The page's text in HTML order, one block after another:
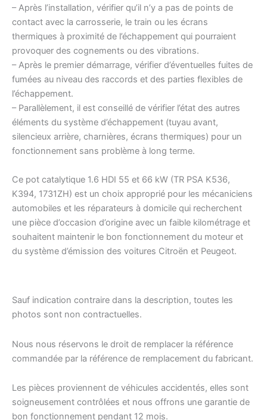
– Après l’installation, vérifier qu’il n’y a pas de points de
contact avec la carrosserie, le train ou les écrans
thermiques à proximité de l’échappement qui pourraient
provoquer des cognements ou des vibrations.
– Après le premier démarrage, vérifier d’éventuelles fuites de
fumées au niveau des raccords et des parties flexibles de
l’échappement.
– Parallèlement, il est conseillé de vérifier l’état des autres
éléments du système d’échappement (tuyau avant,
silencieux arrière, charnières, écrans thermiques) pour un
fonctionnement sans problème à long terme.
Ce pot catalytique 1.6 HDI 55 et 66 kW (TR PSA K536,
K394, 1731ZH) est un choix approprié pour les mécaniciens
automobiles et les réparateurs à domicile qui recherchent
une pièce d’occasion d’origine avec un faible kilométrage et
souhaitent maintenir le bon fonctionnement du moteur et
du système d’émission des voitures Citroën et Peugeot.
Sauf indication contraire dans la description, toutes les
photos sont non contractuelles.
Nous nous réservons le droit de remplacer la référence
commandée par la référence de remplacement du fabricant.
Les pièces proviennent de véhicules accidentés, elles sont
soigneusement contrôlées et nous offrons une garantie de
bon fonctionnement pendant 12 mois.